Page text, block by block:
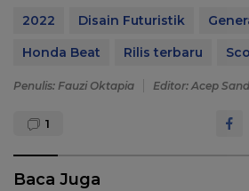
2022 Disain Futuristik
Honda Beat
Rilis terbaru
Penulis: Fauzi Oktapia Editor: Acep
1
Baca Juga